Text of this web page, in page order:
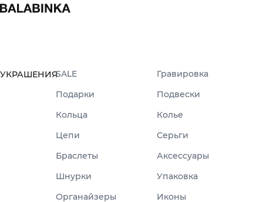
УКРАШЕНИЯSALE
Гравировка
Подарки
Подвески
Кольца
Колье
Цепи
Серьги
Браслеты
Аксессуары
Шнурки
Упаковка
Органайзеры
Иконы